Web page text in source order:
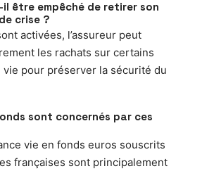
être empêché de retirer son
crise ?
activées, l’assureur peut
les rachats sur certains
vie pour préserver la sécurité du
sont concernés par ces
vie en fonds euros souscrits
françaises sont principalement